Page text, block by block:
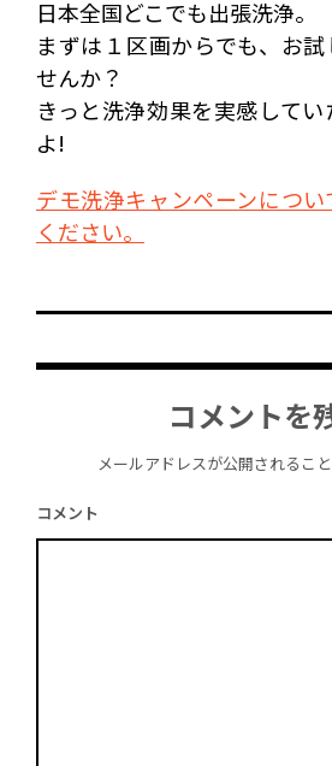
日本全国どこでも出張洗浄。
まずは１区画からでも、お
せんか？
きっと洗浄効果を実感して
よ!
デモ洗浄キャンペーンにつ
ください。
投
ゲ
ー
コメントを
メールアドレスが公開されること
コメント